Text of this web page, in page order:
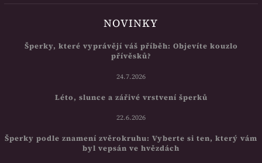
NOVINKY
Šperky, které vyprávějí váš příběh: Objevíte kouzlo
přívěsků?
24.7.2026
Léto, slunce a zářivé vrstvení šperků
22.6.2026
Šperky podle znamení zvěrokruhu: Vyberte si ten, který vám
byl vepsán ve hvězdách